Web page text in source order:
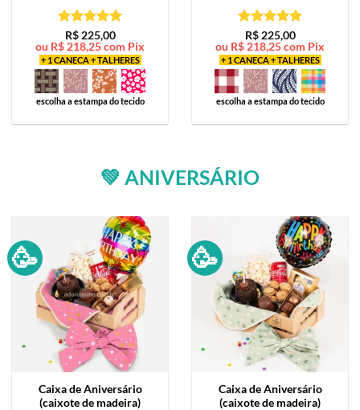
Avaliação5
de 5
R$225,00
ou R$ 218,25com Pix
+ 1 CANECA + TALHERES
escolha a estampa do tecido
Avaliação5
de 5
R$225,00
ou R$ 218,25com Pix
+ 1 CANECA + TALHERES
escolha a estampa do tecido
💚 ANIVERSÁRIO
🥳
Caixa deAniversário
(caixote de madeira)
🥳
Caixa deAniversário
(caixote de madeira)